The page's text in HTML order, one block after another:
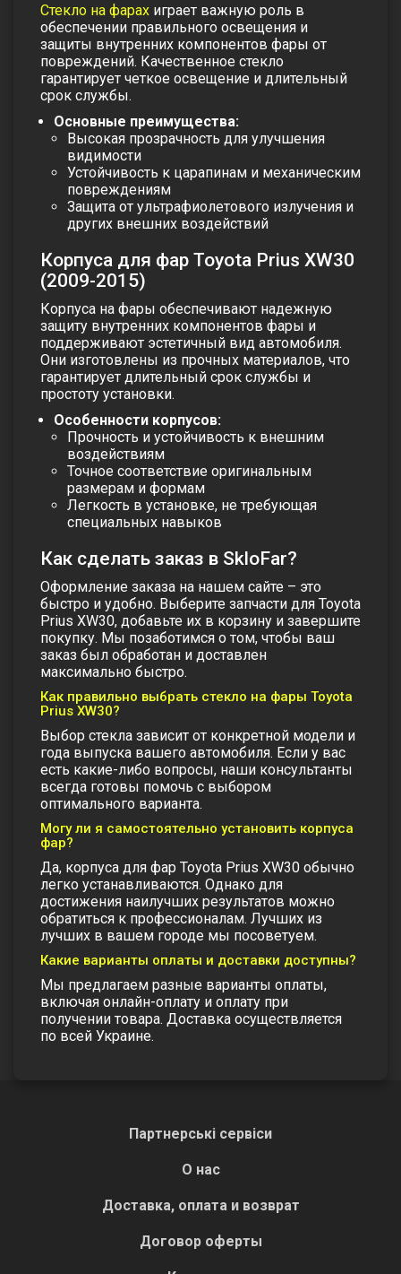
Стекло на фарах играет важную роль в
обеспечении правильного освещения и
защиты внутренних компонентов фары от
повреждений. Качественное стекло
гарантирует четкое освещение и длительный
срок службы.
Основные преимущества:
Высокая прозрачность для улучшения
видимости
Устойчивость к царапинам и механическим
повреждениям
Защита от ультрафиолетового излучения и
других внешних воздействий
Корпуса для фар Toyota Prius XW30
(2009-2015)
Корпуса на фары обеспечивают надежную
защиту внутренних компонентов фары и
поддерживают эстетичный вид автомобиля.
Они изготовлены из прочных материалов, что
гарантирует длительный срок службы и
простоту установки.
Особенности корпусов:
Прочность и устойчивость к внешним
воздействиям
Точное соответствие оригинальным
размерам и формам
Легкость в установке, не требующая
специальных навыков
Как сделать заказ в SkloFar?
Оформление заказа на нашем сайте – это
быстро и удобно. Выберите запчасти для Toyota
Prius XW30, добавьте их в корзину и завершите
покупку. Мы позаботимся о том, чтобы ваш
заказ был обработан и доставлен
максимально быстро.
Как правильно выбрать стекло на фары Toyota
Prius XW30?
Выбор стекла зависит от конкретной модели и
года выпуска вашего автомобиля. Если у вас
есть какие-либо вопросы, наши консультанты
всегда готовы помочь с выбором
оптимального варианта.
Могу ли я самостоятельно установить корпуса
фар?
Да, корпуса для фар Toyota Prius XW30 обычно
легко устанавливаются. Однако для
достижения наилучших результатов можно
обратиться к профессионалам. Лучших из
лучших в вашем городе мы посоветуем.
Какие варианты оплаты и доставки доступны?
Мы предлагаем разные варианты оплаты,
включая онлайн-оплату и оплату при
получении товара. Доставка осуществляется
по всей Украине.
Партнерські сервіси
О нас
Доставка, оплата и возврат
Договор оферты